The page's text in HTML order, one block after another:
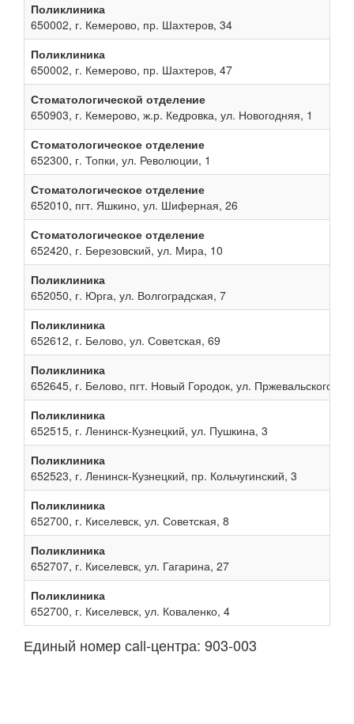
Поликлиника
650002, г. Кемерово, пр. Шахтеров, 34
Поликлиника
650002, г. Кемерово, пр. Шахтеров, 47
Стоматологической отделение
650903, г. Кемерово, ж.р. Кедровка, ул. Новогодняя, 1
Стоматологическое отделение
652300, г. Топки, ул. Революции, 1
Стоматологическое отделение
652010, пгт. Яшкино, ул. Шиферная, 26
Стоматологическое отделение
652420, г. Березовский, ул. Мира, 10
Поликлиника
652050, г. Юрга, ул. Волгоградская, 7
Поликлиника
652612, г. Белово, ул. Советская, 69
Поликлиника
652645, г. Белово, пгт. Новый Городок, ул. Пржевальского, 13
Поликлиника
652515, г. Ленинск-Кузнецкий, ул. Пушкина, 3
Поликлиника
652523, г. Ленинск-Кузнецкий, пр. Кольчугинский, 3
Поликлиника
652700, г. Киселевск, ул. Советская, 8
Поликлиника
652707, г. Киселевск, ул. Гагарина, 27
Поликлиника
652700, г. Киселевск, ул. Коваленко, 4
Единый номер сall-центра: 903-003